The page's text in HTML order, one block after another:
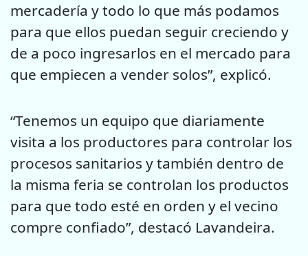
mercadería y todo lo que más podamos
para que ellos puedan seguir creciendo y
de a poco ingresarlos en el mercado para
que empiecen a vender solos”, explicó.
“Tenemos un equipo que diariamente
visita a los productores para controlar los
procesos sanitarios y también dentro de
la misma feria se controlan los productos
para que todo esté en orden y el vecino
compre confiado”, destacó Lavandeira.